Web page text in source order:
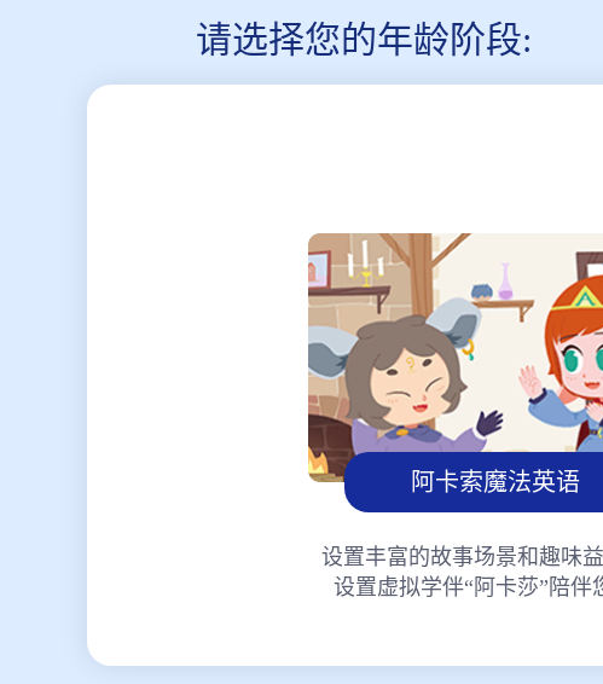
请选择您的年龄阶段:
阿卡索魔法英语
设置丰富的故事场景和趣味
设置虚拟学伴“阿卡莎”陪伴